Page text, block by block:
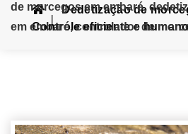
de morcegos em embaré,
em embaré, controlador de
Dedetização de
Controle eficiente e